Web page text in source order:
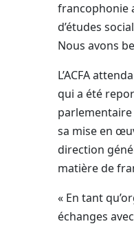
francophonie
d’études
Nous avons
L’ACFA
qui a été
parlementaire
sa mise en
direction
matière de
« En tant
échanges